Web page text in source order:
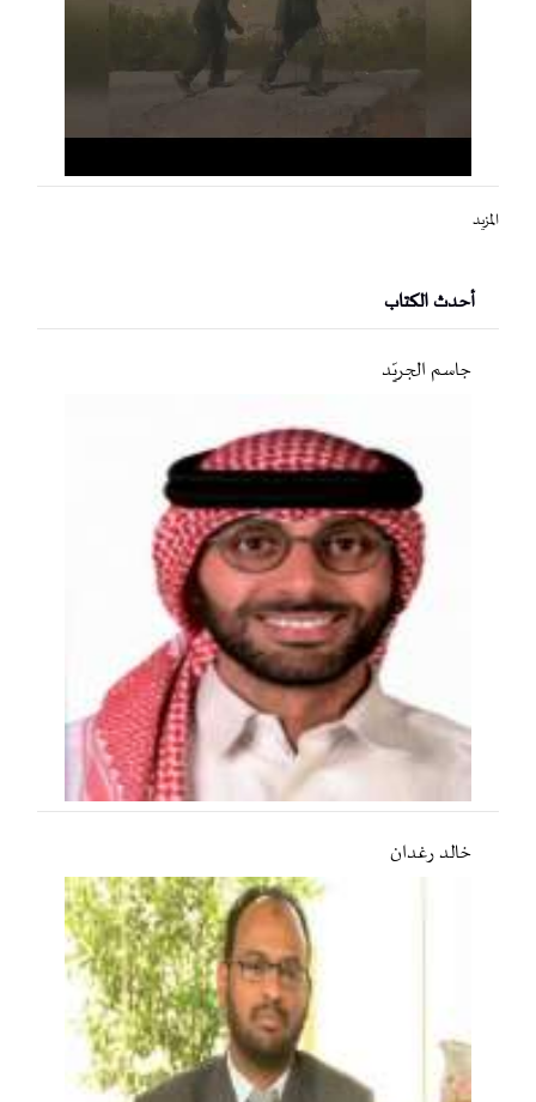
المزيد
أحدث الكتاب
جاسم الجريّد
خالد رغدان